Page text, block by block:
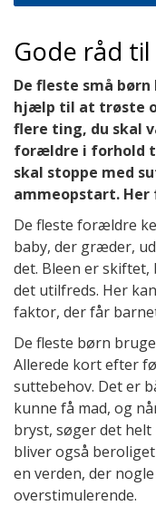
Gode råd
De fleste små
hjælp til at trøste
flere ting, du skal
forældre i forhold
skal stoppe med
ammeopstart. Her
De fleste forældre
baby, der græder,
det. Bleen er
det utilfreds. Her
faktor, der får
De fleste børn
Allerede kort efter
suttebehov. Det er
kunne få mad, og
bryst, søger det
bliver også
en verden, der
overstimulerende.